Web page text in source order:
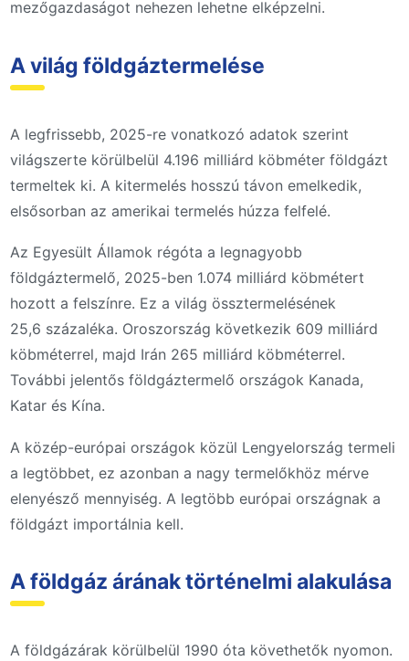
mezőgazdaságot nehezen lehetne elképzelni.
A világ földgáztermelése
A legfrissebb, 2025-re vonatkozó adatok szerint
világszerte körülbelül 4.196 milliárd köbméter földgázt
termeltek ki. A kitermelés hosszú távon emelkedik,
elsősorban az amerikai termelés húzza felfelé.
Az Egyesült Államok régóta a legnagyobb
földgáztermelő, 2025-ben 1.074 milliárd köbmétert
hozott a felszínre. Ez a világ össztermelésének
25,6 százaléka. Oroszország következik 609 milliárd
köbméterrel, majd Irán 265 milliárd köbméterrel.
További jelentős földgáztermelő országok Kanada,
Katar és Kína.
A közép-európai országok közül Lengyelország termeli
a legtöbbet, ez azonban a nagy termelőkhöz mérve
elenyésző mennyiség. A legtöbb európai országnak a
földgázt importálnia kell.
A földgáz árának történelmi alakulása
A földgázárak körülbelül 1990 óta követhetők nyomon.